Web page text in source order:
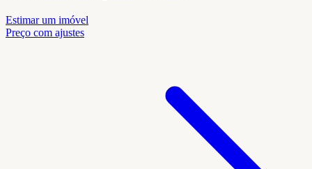
Estimar um imóvel
Preço com ajustes